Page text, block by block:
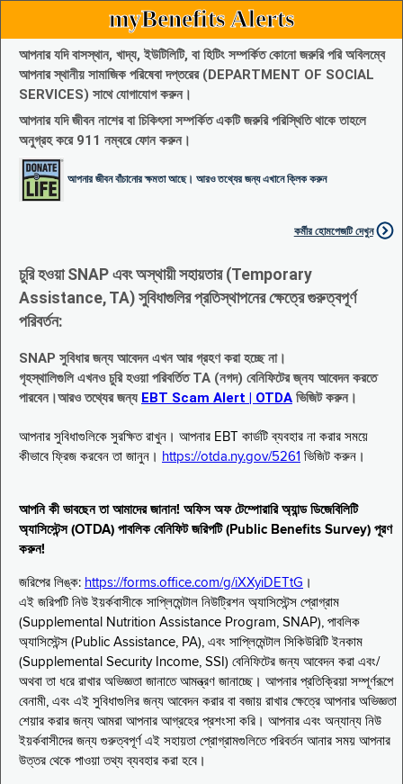
myBenefits Alerts
আপনার যদি বাসস্থান, খাদ্য, ইউটিলিটি, বা হিটিং সম্পর্কিত কোনো জরুরি পরি অবিলম্বে
আপনার স্থানীয় সামাজিক পরিষেবা দপ্তরের (DEPARTMENT OF SOCIAL
SERVICES) সাথে যোগাযোগ করুন।
আপনার যদি জীবন নাশের বা চিকিৎসা সম্পর্কিত একটি জরুরি পরিস্থিতি থাকে তাহলে
অনুগ্রহ করে 911 নম্বরে ফোন করুন।
আপনার জীবন বাঁচানোর ক্ষমতা আছে। আরও তথ্যের জন্য এখানে ক্লিক করুন
কর্মীর হোমপেজটি দেখুন
চুরি হওয়া SNAP এবং অস্থায়ী সহায়তার (Temporary
Assistance, TA) সুবিধাগুলির প্রতিস্থাপনের ক্ষেত্রে গুরুত্বপূর্ণ
পরিবর্তন:
SNAP সুবিধার জন্য আবেদন এখন আর গ্রহণ করা হচ্ছে না।
গৃহস্থালিগুলি এখনও চুরি হওয়া পরিবর্তিত TA (নগদ) বেনিফিটের জ্নয আবেদন করতে
পারবেন।আরও তথ্যের জন্য EBT Scam Alert | OTDA ভিজিট করুন।
আপনার সুবিধাগুলিকে সুরক্ষিত রাখুন। আপনার EBT কার্ডটি ব্যবহার না করার সময়ে
কীভাবে ফ্রিজ করবেন তা জানুন। https://otda.ny.gov/5261 ভিজিট করুন।
আপনি কী ভাবছেন তা আমাদের জানান! অফিস অফ টেম্পোরারি অ্যান্ড ডিজেবিলিটি
অ্যাসিস্টেন্স (OTDA) পাবলিক বেনিফিট জরিপটি (Public Benefits Survey) পূরণ
করুন!
জরিপের লিঙ্ক: https://forms.office.com/g/iXXyiDETtG ।
এই জরিপটি নিউ ইয়র্কবাসীকে সাপ্লিমেন্টাল নিউট্রিশন অ্যাসিস্টেন্স প্রোগ্রাম
(Supplemental Nutrition Assistance Program, SNAP), পাবলিক
অ্যাসিস্টেন্স (Public Assistance, PA), এবং সাপ্লিমেন্টাল সিকিউরিটি ইনকাম
(Supplemental Security Income, SSI) বেনিফিটের জন্য আবেদন করা এবং/
অথবা তা ধরে রাখার অভিজ্ঞতা জানাতে আমন্ত্রণ জানাচ্ছে। আপনার প্রতিক্রিয়া সম্পূর্ণরূপে
বেনামী, এবং এই সুবিধাগুলির জন্য আবেদন করার বা বজায় রাখার ক্ষেত্রে আপনার অভিজ্ঞতা
শেয়ার করার জন্য আমরা আপনার আগ্রহের প্রশংসা করি। আপনার এবং অন্যান্য নিউ
ইয়র্কবাসীদের জন্য গুরুত্বপূর্ণ এই সহায়তা প্রোগ্রামগুলিতে পরিবর্তন আনার সময় আপনার
উত্তর থেকে পাওয়া তথ্য ব্যবহার করা হবে।